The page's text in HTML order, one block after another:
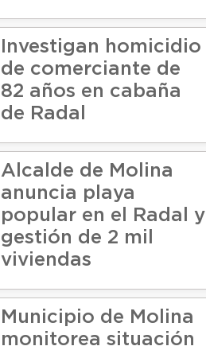
Investigan homicidio
de comerciante de
82 años en cabaña
de Radal
Alcalde de Molina
anuncia playa
popular en el Radal y
gestión de 2 mil
viviendas
Municipio de Molina
monitorea situación